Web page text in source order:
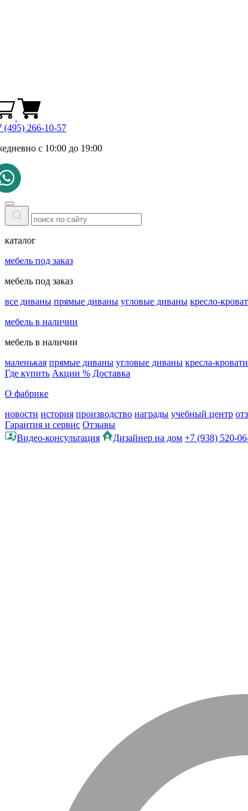
(495) 266-10-57
с 10:00 до 19:00
каталог
мебель под заказ
мебель под заказ
все диваны прямые диваны угловые диваны кресло-
мебель в наличии
мебель в наличии
маленькая прямые диваны угловые диваны кресла-кровати
Где купить Акции % Доставка
О фабрике
новости история производство награды учебный центр
Гарантия и сервис Отзывы
Видео-консультация
Дизайнер на дом +7 (938) 520-